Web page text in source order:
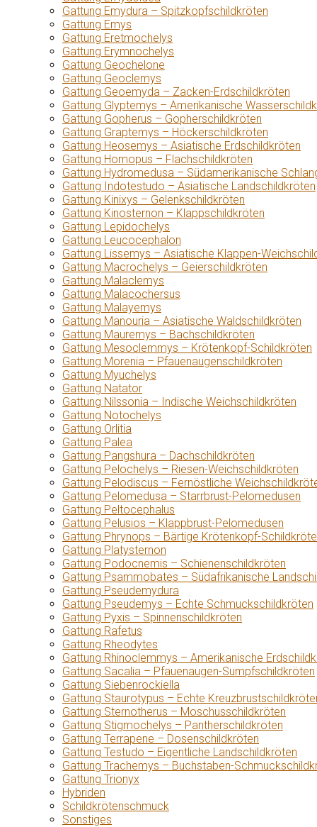
Gattung Emydura – Spitzkopfschildkröten
Gattung Emys
Gattung Eretmochelys
Gattung Erymnochelys
Gattung Geochelone
Gattung Geoclemys
Gattung Geoemyda – Zacken-Erdschildkröten
Gattung Glyptemys – Amerikanische
Gattung Gopherus – Gopherschildkröten
Gattung Graptemys – Höckerschildkröten
Gattung Heosemys – Asiatische Erdschildkröten
Gattung Homopus – Flachschildkröten
Gattung Hydromedusa – Südamerikanische
Gattung Indotestudo – Asiatische Landschildkröten
Gattung Kinixys – Gelenkschildkröten
Gattung Kinosternon – Klappschildkröten
Gattung Lepidochelys
Gattung Leucocephalon
Gattung Lissemys – Asiatische Klappen-
Gattung Macrochelys – Geierschildkröten
Gattung Malaclemys
Gattung Malacochersus
Gattung Malayemys
Gattung Manouria – Asiatische Waldschildkröten
Gattung Mauremys – Bachschildkröten
Gattung Mesoclemmys – Krötenkopf-Schildkröten
Gattung Morenia – Pfauenaugenschildkröten
Gattung Myuchelys
Gattung Natator
Gattung Nilssonia – Indische Weichschildkröten
Gattung Notochelys
Gattung Orlitia
Gattung Palea
Gattung Pangshura – Dachschildkröten
Gattung Pelochelys – Riesen-Weichschildkröten
Gattung Pelodiscus – Fernöstliche
Gattung Pelomedusa – Starrbrust-Pelomedusen
Gattung Peltocephalus
Gattung Pelusios – Klappbrust-Pelomedusen
Gattung Phrynops – Bärtige Krötenkopf-
Gattung Platysternon
Gattung Podocnemis – Schienenschildkröten
Gattung Psammobates – Südafrikanische
Gattung Pseudemydura
Gattung Pseudemys – Echte Schmuckschildkröten
Gattung Pyxis – Spinnenschildkröten
Gattung Rafetus
Gattung Rheodytes
Gattung Rhinoclemmys – Amerikanische
Gattung Sacalia – Pfauenaugen-Sumpfschildkröten
Gattung Siebenrockiella
Gattung Staurotypus – Echte
Gattung Sternotherus – Moschusschildkröten
Gattung Stigmochelys – Pantherschildkröten
Gattung Terrapene – Dosenschildkröten
Gattung Testudo – Eigentliche Landschildkröten
Gattung Trachemys – Buchstaben-
Gattung Trionyx
Hybriden
Schildkrötenschmuck
Sonstiges